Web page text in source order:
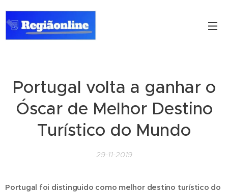
Portugal volta a ganhar o
Óscar de Melhor Destino
Turístico do Mundo
29-11-2019
Portugal foi distinguido como melhor destino turístico do